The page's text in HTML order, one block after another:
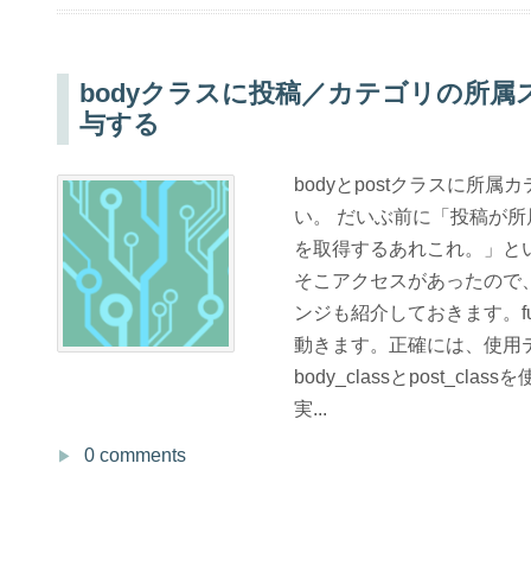
bodyクラスに投稿／カテゴリの所属
与する
bodyとpostクラスに所属
い。 だいぶ前に「投稿が
を取得するあれこれ。」
そこアクセスがあったので
ンジも紹介しておきます
動きます。正確には、使用
body_classとpost_classを
実...
0 comments